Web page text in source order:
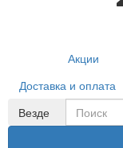
Акции
Доставка и оплата
Везде